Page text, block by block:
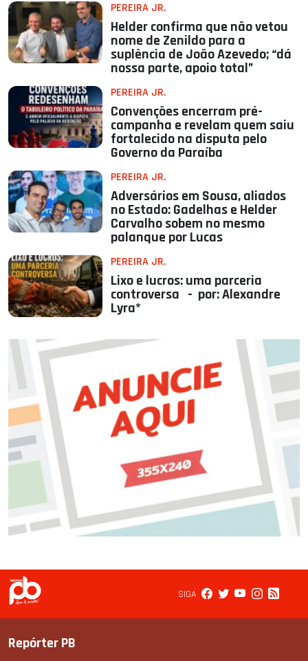
PEREIRA JR.
Helder confirma que não vetou
nome de Zenildo para a
suplência de João Azevedo; “dá
nossa parte, apoio total”
PEREIRA JR.
Convenções encerram pré-
campanha e revelam quem saiu
fortalecido na disputa pelo
Governo da Paraíba
PEREIRA JR.
Adversários em Sousa, aliados
no Estado: Gadelhas e Helder
Carvalho sobem no mesmo
palanque por Lucas
PEREIRA JR.
Lixo e lucros: uma parceria
controversa - por: Alexandre
Lyra*
SIGA
Repórter PB